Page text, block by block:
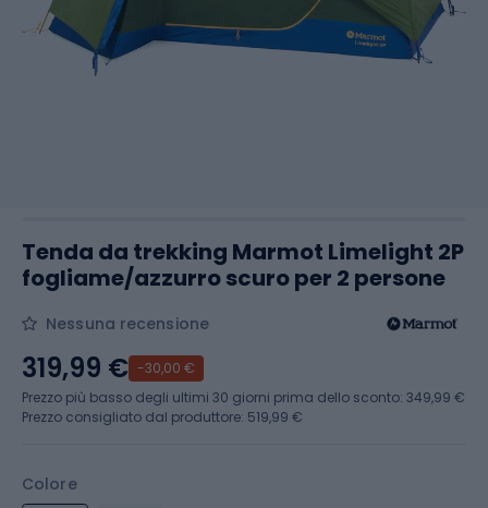
Tenda da trekking Marmot Limelight 2P
fogliame/azzurro scuro per 2 persone
Nessuna recensione
Colore
319,99 € -30,00 €
Prezzo più basso degli ultimi 30 giorni prima dello sconto: 349,99 €
Prezzo consigliato dal produttore: 519,99 €